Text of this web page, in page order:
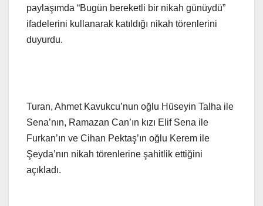
paylaşımda “Bugün bereketli bir nikah günüydü”
ifadelerini kullanarak katıldığı nikah törenlerini
duyurdu.
Turan, Ahmet Kavukcu’nun oğlu Hüseyin Talha ile
Sena’nın, Ramazan Can’ın kızı Elif Sena ile
Furkan’ın ve Cihan Pektaş’ın oğlu Kerem ile
Şeyda’nın nikah törenlerine şahitlik ettiğini
açıkladı.